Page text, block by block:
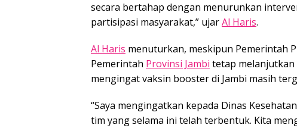
secara bertahap dengan menurunkan
partisipasi masyarakat,” ujarAl Haris.
Al Haris menuturkan, meskipun Pemerintah
Pemerintah Provinsi Jambi tetap melanjutkan
mengingat vaksin booster di Jambi masih
“Saya mengingatkan kepada Dinas Kesehatan
tim yang selama ini telah terbentuk. Kita